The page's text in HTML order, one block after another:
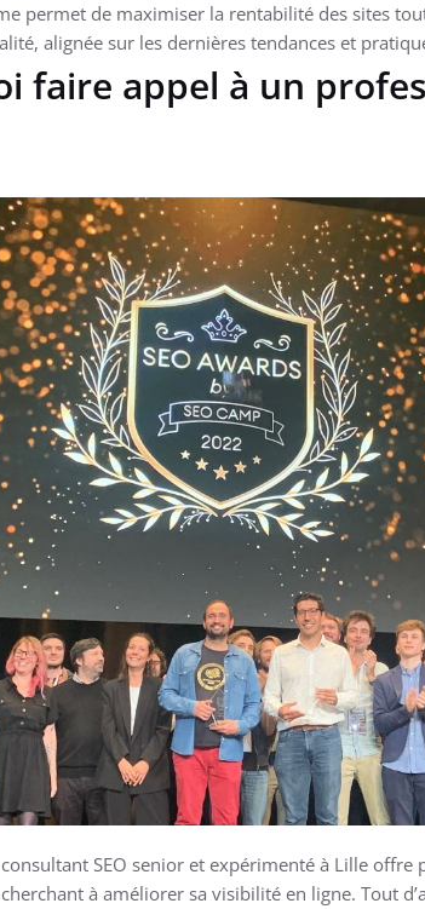
permet de maximiser la rentabilité des sites
alignée sur les dernières tendances et
faire appel à un
SEO senior et expérimenté à Lille
à améliorer sa visibilité en ligne. Tout